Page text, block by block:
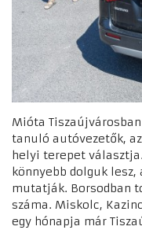
Mióta
tanuló autóvezetők,
helyi terepet
könnyebb dolguk
mutatják. Borsodban
száma. Miskolc,
egy hónapja már